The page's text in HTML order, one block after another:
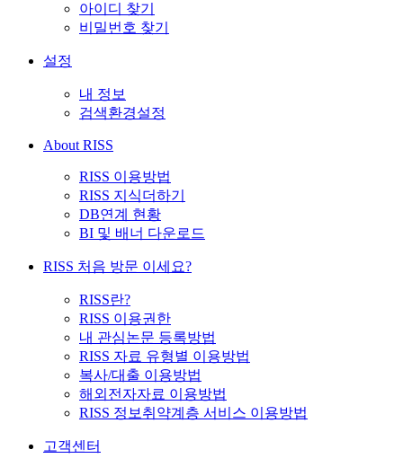
아이디 찾기
비밀번호 찾기
설정
내 정보
검색환경설정
About RISS
RISS 이용방법
RISS 지식더하기
DB연계 현황
BI 및 배너 다운로드
RISS 처음 방문 이세요?
RISS란?
RISS 이용권한
내 관심논문 등록방법
RISS 자료 유형별 이용방법
복사/대출 이용방법
해외전자자료 이용방법
RISS 정보취약계층 서비스 이용방법
고객센터